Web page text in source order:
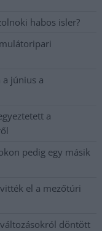
habos isler?
a június a
a
pedig egy másik
el a mezőtúri
döntött